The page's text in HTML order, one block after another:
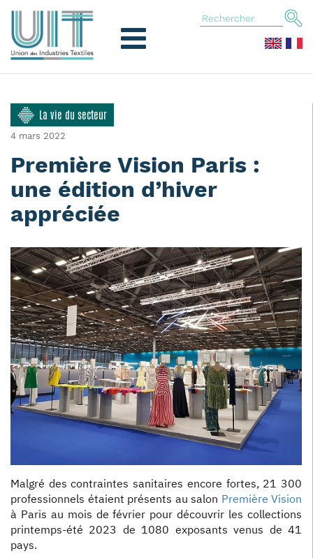
La vie du secteur
4 mars 2022
Première Vision Paris :
une édition d’hiver
appréciée
Malgré des contraintes sanitaires encore fortes, 21 300
professionnels étaient présents au salon Première Vision
à Paris au mois de février pour découvrir les collections
printemps-été 2023 de 1080 exposants venus de 41
pays.